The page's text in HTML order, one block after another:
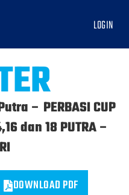
LOGIN
– PERBASI CUP
dan 18 PUTRA –
DOWNLOAD PDF